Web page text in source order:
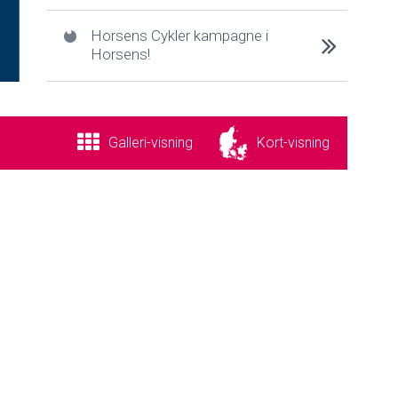
Horsens Cykler kampagne i
Horsens!
Galleri-visning Kort-visning